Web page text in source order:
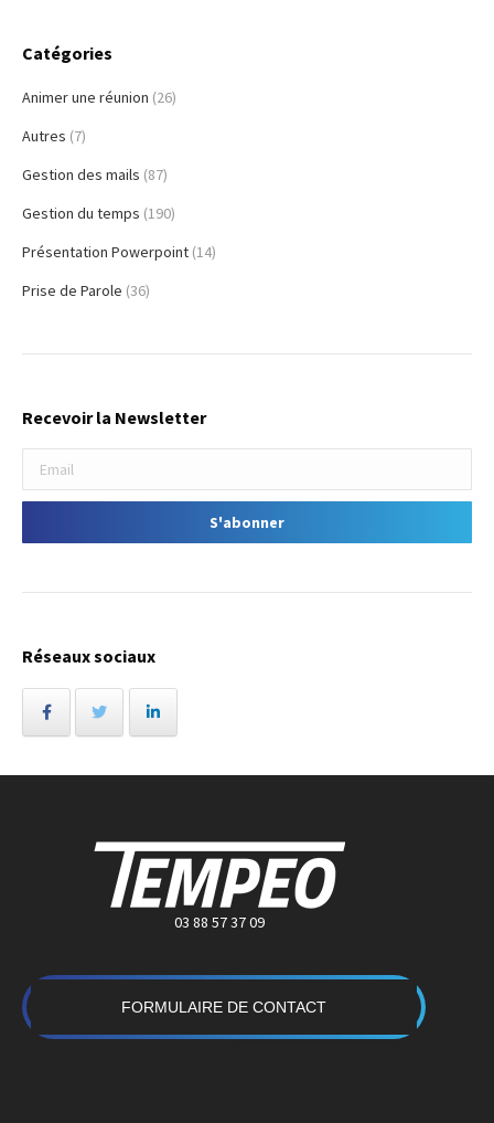
Catégories
Animer une réunion (26)
Autres (7)
Gestion des mails (87)
Gestion du temps (190)
Présentation Powerpoint (14)
Prise de Parole (36)
Recevoir la Newsletter
Réseaux sociaux
03 88 57 37 09
FORMULAIRE DE CONTACT